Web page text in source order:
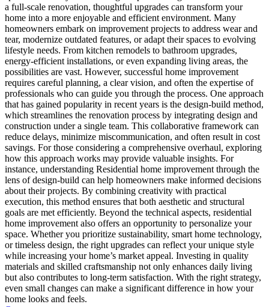
a full-scale renovation, thoughtful upgrades can transform your
home into a more enjoyable and efficient environment. Many
homeowners embark on improvement projects to address wear and
tear, modernize outdated features, or adapt their spaces to evolving
lifestyle needs. From kitchen remodels to bathroom upgrades,
energy-efficient installations, or even expanding living areas, the
possibilities are vast. However, successful home improvement
requires careful planning, a clear vision, and often the expertise of
professionals who can guide you through the process. One approach
that has gained popularity in recent years is the design-build method,
which streamlines the renovation process by integrating design and
construction under a single team. This collaborative framework can
reduce delays, minimize miscommunication, and often result in cost
savings. For those considering a comprehensive overhaul, exploring
how this approach works may provide valuable insights. For
instance, understanding Residential home improvement through the
lens of design-build can help homeowners make informed decisions
about their projects. By combining creativity with practical
execution, this method ensures that both aesthetic and structural
goals are met efficiently. Beyond the technical aspects, residential
home improvement also offers an opportunity to personalize your
space. Whether you prioritize sustainability, smart home technology,
or timeless design, the right upgrades can reflect your unique style
while increasing your home’s market appeal. Investing in quality
materials and skilled craftsmanship not only enhances daily living
but also contributes to long-term satisfaction. With the right strategy,
even small changes can make a significant difference in how your
home looks and feels.